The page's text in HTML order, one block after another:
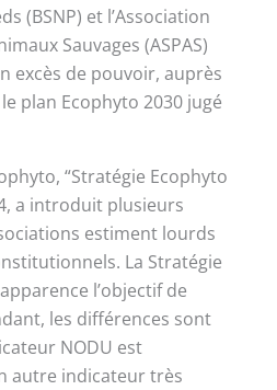
(BSNP) et l’Association
Sauvages (ASPAS)
excès de pouvoir, auprès
plan Ecophyto 2030 jugé
“Stratégie Ecophyto
a introduit plusieurs
estiment lourds
La Stratégie
l’objectif de
les différences sont
NODU est
autre indicateur très